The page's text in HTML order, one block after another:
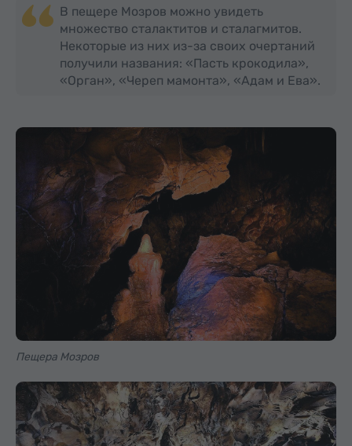
В пещере Мозров можно увидеть
множество сталактитов и сталагмитов.
Некоторые из них из-за своих очертаний
получили названия: «Пасть крокодила»,
«Орган», «Череп мамонта», «Адам и Ева».
Пещера Мозров